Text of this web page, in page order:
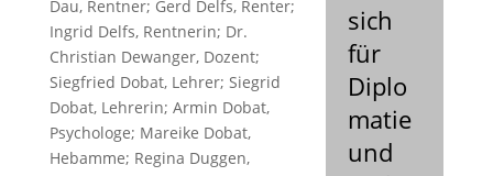
sich
für
Diplo
matie
und
Dau, Rentner; Gerd Delfs, Renter;
Ingrid Delfs, Rentnerin; Dr.
Christian Dewanger, Dozent;
Siegfried Dobat, Lehrer; Siegrid
Dobat, Lehrerin; Armin Dobat,
Psychologe; Mareike Dobat,
Hebamme; Regina Duggen,